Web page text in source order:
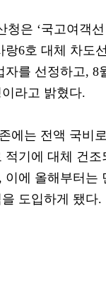
청은 ‘국고여객
6호 대체 차도
자를 선정하고, 8
라고 밝혔다.
에는 전액 국비
적기에 대체 건조
이에 올해부터는
도입하게 됐다.